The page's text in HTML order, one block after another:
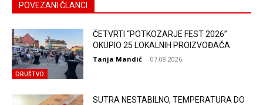
POVEZANI ČLANCI
DRUŠTVO
ČETVRTI “POTKOZARJE FEST 2026”
OKUPIO 25 LOKALNIH PROIZVOĐAČA
Tanja Mandić - 07.08.2026.
SUTRA NESTABILNO, TEMPERATURA DO